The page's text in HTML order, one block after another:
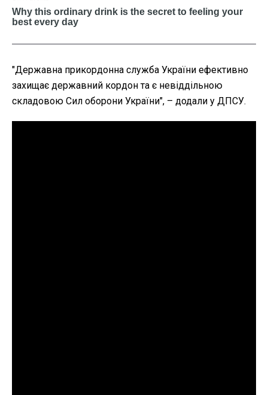
"Державна прикордонна служба України ефективно
захищає державний кордон та є невіддільною
складовою Сил оборони України", – додали у ДПСУ.